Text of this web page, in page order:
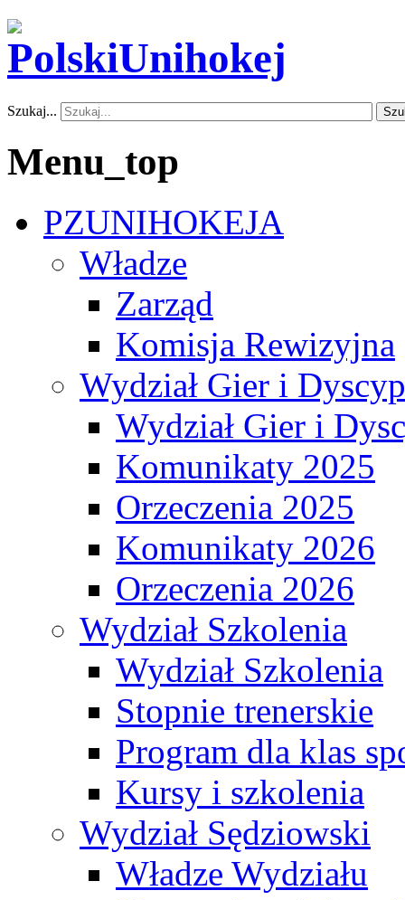
Szukaj...
Menu_top
PZUNIHOKEJA
Władze
Zarząd
Komisja Rewizyjna
Wydział Gier i
Wydział Gier i
Komunikaty 2025
Orzeczenia 2025
Komunikaty 2026
Orzeczenia 2026
Wydział Szkolenia
Wydział Szkolenia
Stopnie trenerskie
Program dla klas
Kursy i szkolenia
Wydział Sędziowski
Władze Wydziału